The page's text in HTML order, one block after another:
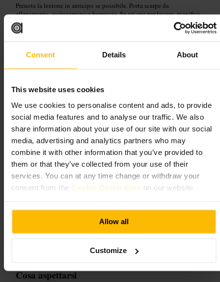
Consent Details About
This website uses cookies
We use cookies to personalise content and ads, to provide
social media features and to analyse our traffic. We also
share information about your use of our site with our social
media, advertising and analytics partners who may
combine it with other information that you’ve provided to
them or that they’ve collected from your use of their
services. You can at any time change or withdraw your
consent from the Cookie Declaration on our website.
Allow all
Customize
Prenota la lezione in anticipo se possibile. Porta scarpe da
allenamento, asciugamano e borraccia. Se sei qui per lavoro, pianifica
la sessione tra una riunione e l'altra per ottimizzare il tempo.
o
Hybrid Fitness Canary Wharf
Sport e tempo libero• Palestra e studio
4,6
Immagine / Abode2
“Allenamento smart in mezzo ai grattacieli”
Personaltrainer
Cosa aspettarsi